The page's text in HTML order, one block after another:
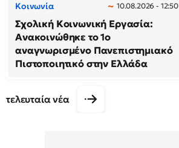
Κοινωνία 10.08.2026 - 12:50
Σχολική Κοινωνική Εργασία:
Ανακοινώθηκε το 1ο
αναγνωρισμένο Πανεπιστημιακό
Πιστοποιητικό στην Ελλάδα
τελευταία νέα